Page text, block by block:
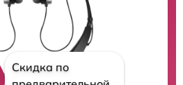
Скидка по